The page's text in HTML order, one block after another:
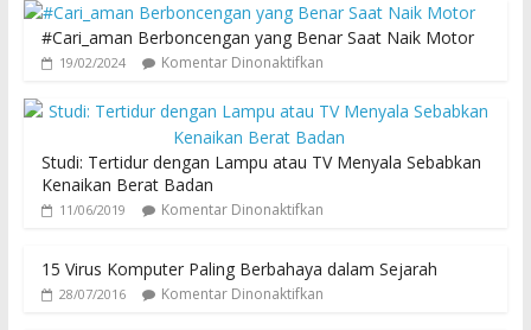
#Cari_aman Berboncengan yang Benar Saat Naik Motor
19/02/2024 Komentar Dinonaktifkan
Studi: Tertidur dengan Lampu atau TV Menyala Sebabkan
Kenaikan Berat Badan
11/06/2019 Komentar Dinonaktifkan
15 Virus Komputer Paling Berbahaya dalam Sejarah
28/07/2016 Komentar Dinonaktifkan